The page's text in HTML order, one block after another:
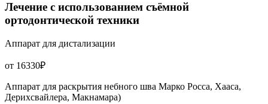
Лечение с использованием съёмной
ортодонтической техники
Аппарат для дистализации
от 16330₽
Аппарат для раскрытия небного шва Марко Росса, Хааса,
Дерихсвайлера, Макнамара)